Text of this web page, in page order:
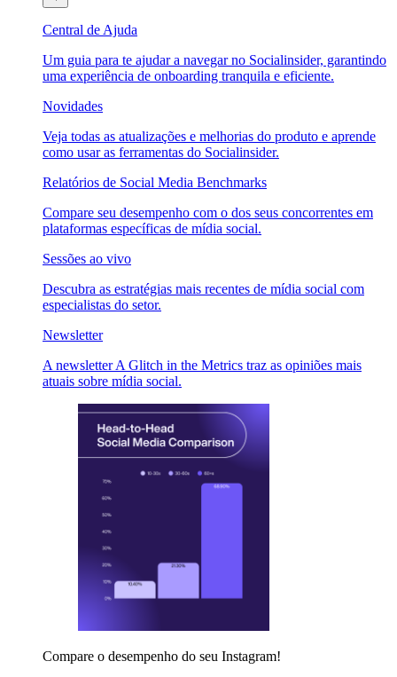
Central de Ajuda
Um guia para te ajudar a navegar no Socialinsider, garantindo
uma experiência de onboarding tranquila e eficiente.
Novidades
Veja todas as atualizações e melhorias do produto e aprende
como usar as ferramentas do Socialinsider.
Relatórios de Social Media Benchmarks
Compare seu desempenho com o dos seus concorrentes em
plataformas específicas de mídia social.
Sessões ao vivo
Descubra as estratégias mais recentes de mídia social com
especialistas do setor.
Newsletter
A newsletter A Glitch in the Metrics traz as opiniões mais
atuais sobre mídia social.
Compare o desempenho do seu Instagram!